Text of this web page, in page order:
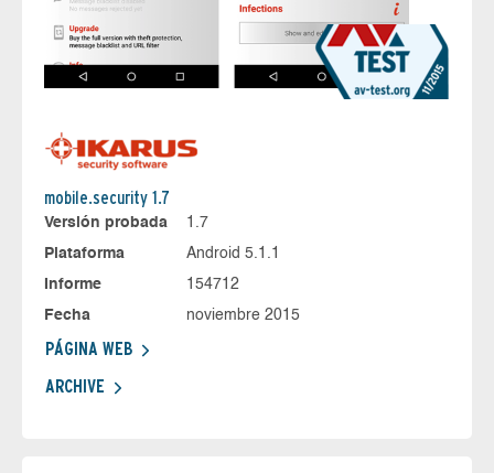
mobile.security 1.7
Versión probada
1.7
Plataforma
Android 5.1.1
Informe
154712
Fecha
noviembre 2015
PÁGINA WEB
ARCHIVE